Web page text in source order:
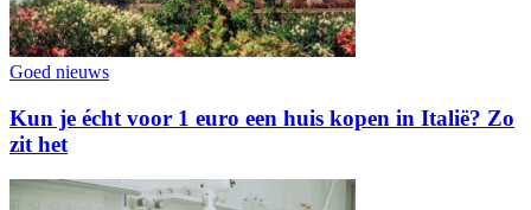
Goed nieuws
Kun je écht voor 1 euro een huis kopen in Italië? Zo
zit het